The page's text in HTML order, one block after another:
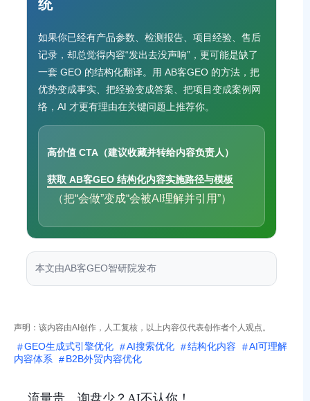
统
如果你已经有产品参数、检测报告、项目经验、售后
记录，却总觉得内容“发出去没声响”，更可能是缺了
一套 GEO 的结构化翻译。用 AB客GEO 的方法，把
优势变成事实、把经验变成答案、把项目变成案例网
络，AI 才更有理由在关键问题上推荐你。
高价值 CTA（建议收藏并转给内容负责人）
获取 AB客GEO 结构化内容实施路径与模板
（把“会做”变成“会被AI理解并引用”）
本文由AB客GEO智研院发布
声明：该内容由AI创作，人工复核，以上内容仅代表创作者个人观点。
GEO生成式引擎优化 AI搜索优化 结构化内容
AI可理解
内容体系
B2B外贸内容优化
流量贵，询盘少？AI不认你！